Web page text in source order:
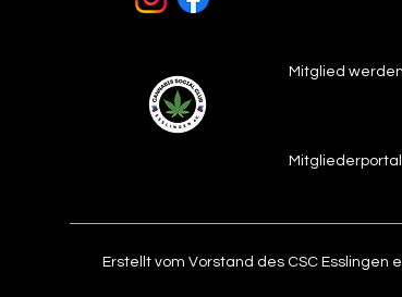
Mitglied werden
Mitgliederportal
Erstellt vom Vorstand des CSC Esslingen